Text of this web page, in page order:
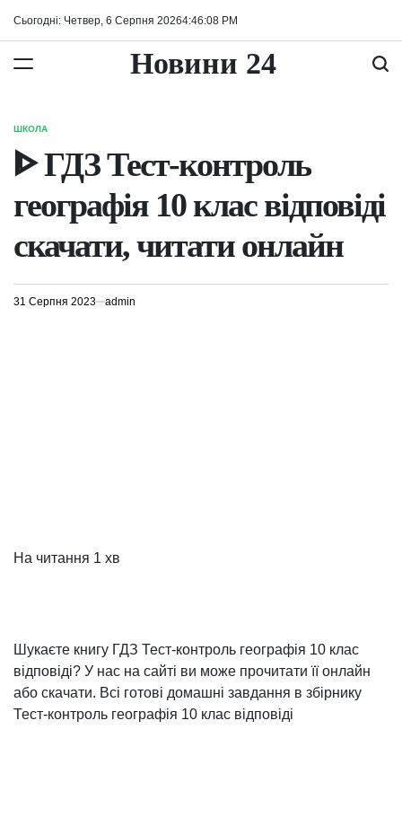
Сьогодні: Четвер, 6 Серпня 20264:46:08 PM
Новини 24
ОПУБЛІКУВАТИ
У
ШКОЛА
ᐈ ГДЗ Тест-контроль
географія 10 клас відповіді
скачати, читати онлайн
31 Серпня 2023 admin
На читання 1 хв
Шукаєте книгу ГДЗ Тест-контроль географія 10 клас
відповіді? У нас на сайті ви може прочитати її онлайн
або скачати. Всі готові домашні завдання в збірнику
Тест-контроль географія 10 клас відповіді